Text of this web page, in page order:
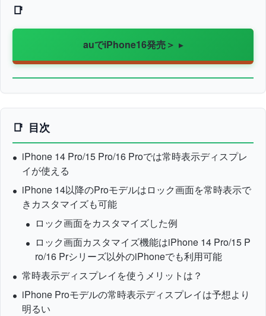
auでiPhone16発売＞
目次
iPhone 14 Pro/15 Pro/16 Proでは常時表示ディスプレ
イが使える
iPhone 14以降のProモデルはロック画面を常時表示で
きカスタマイズも可能
ロック画面をカスタマイズした例
ロック画面カスタマイズ機能はiPhone 14 Pro/15 P
ro/16 Prシリーズ以外のiPhoneでも利用可能
常時表示ディスプレイを使うメリットは？
iPhone Proモデルの常時表示ディスプレイは予想より
明るい